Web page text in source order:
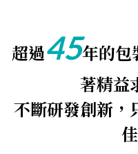
超過45年的包
著精益
不斷研發創新，